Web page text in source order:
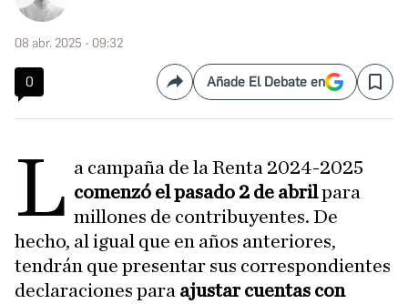
08 abr. 2025 - 09:32
0 CompartirAñade El Debate en Save
L a campaña de la Renta 2024-2025
comenzó el pasado 2 de abrilpara
millones de contribuyentes. De
hecho, al igual que en años anteriores,
tendrán que presentar sus correspondientes
declaraciones para ajustar cuentas con